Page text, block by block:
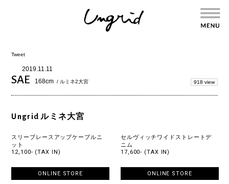
Tweet
2019.11.11
SAE 168cm / ルミネ2大宮 918 view
Ungrid ルミネ大宮
スリーブレースアップケーブルニ
ット
12,100- (TAX IN)
ONLINE STORE
セルヴィッチワイドストレートデ
ニム
17,600- (TAX IN)
ONLINE STORE